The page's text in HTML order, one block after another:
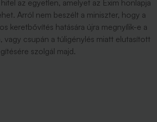
az egyetlen, amelyet az Exim honlapja
Arról nem beszélt a miniszter, hogy a
keretbővítés hatására újra megnyílik-e a
vagy csupán a túligénylés miatt elutasított
szolgál majd.